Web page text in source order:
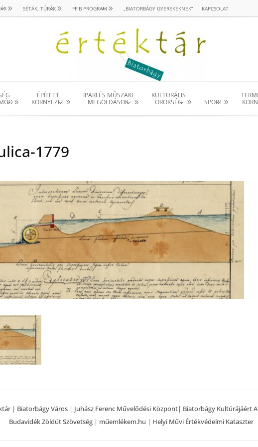
SÉTÁK, TÚRÁK FF!B PROGRAM „BIATORBÁGY GYEREKEKNEK” KAPCSOLAT
ÉPÍTETT
KÖRNYEZET
IPARI ÉS MŰSZAKI
MEGOLDÁSOK
KULTURÁLIS
ÖRÖKSÉG
SPORT
1779
| Biatorbágy Város | Juhász Ferenc Művelődési Központ| Biatorbágy Kultúrájáért
Budavidék Zöldút Szövetség | műemlékem.hu | Helyi Művi Értékvédelmi Kataszter